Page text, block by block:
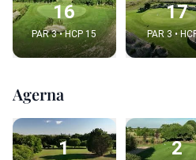
16
PAR 3 • HCP 15
17
PAR 3 •
Agerna
1 2